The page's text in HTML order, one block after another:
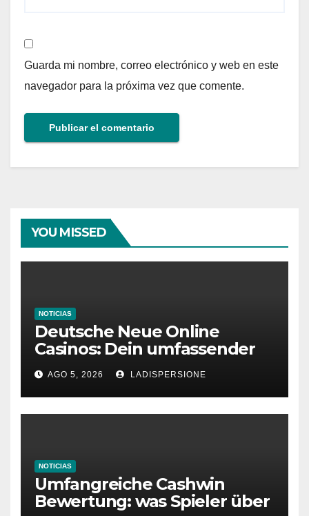
Guarda mi nombre, correo electrónico y web en este
navegador para la próxima vez que comente.
YOU MISSED
NOTICIAS
Deutsche Neue Online
Casinos: Dein umfassender
Ratgeber für moderne
Glücksspielplattformen
AGO 5, 2026 LADISPERSIONE
NOTICIAS
Umfangreiche Cashwin
Bewertung: was Spieler über